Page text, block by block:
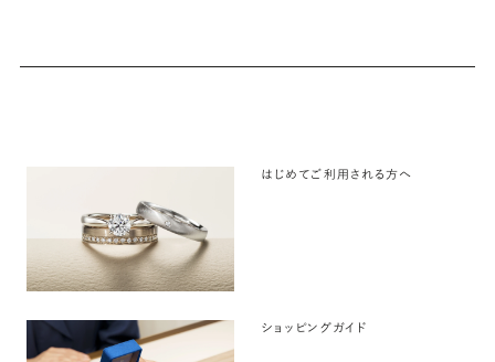
はじめてご利用される方へ
ショッピングガイド